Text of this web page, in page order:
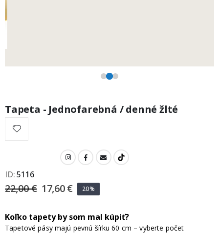
Tapeta - Jednofarebná / denné žlté
ID 5116
22,00 € 17,60 € 20%
Koľko tapety by som mal kúpiť?
Tapetové pásy majú pevnú šírku 60 cm – vyberte počet